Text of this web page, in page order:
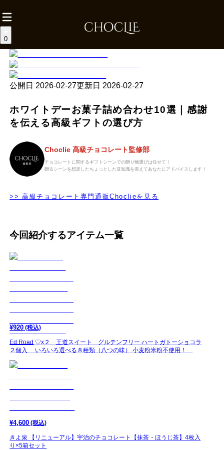
0
公開日 2026-02-27更新日 2026-02-27
ホワイトデーお菓子詰め合わせ10選｜感謝
を伝える高級ギフトの選び方
Choclie 高級チョコレート監修部
チョコレートに関するギフトシーンでの贈り物選びは任せて！
贈るシーンを想定したちょっとした豆知識を添えてあなたにアドバイスします！
>> 高級チョコレート専門通販Choclieを見る
今回紹介するアイテム一覧
¥920 (税込)
Ed.Road ♡x２ 王道スイート グルテンフリー ハートガトーショコラ
２個入 いろいろ選べる８種類（八つの味） 小麦粉米粉不使用！
¥4,600 (税込)
きよ泉 【リニューアル】宇治のチョコレート【抹茶・ほうじ茶】4枚入
り×5箱セット